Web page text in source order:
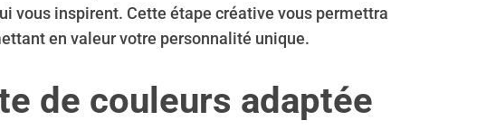
vous inspirent. Cette étape créative vous permettra
en valeur votre personnalité unique.
de couleurs adaptée